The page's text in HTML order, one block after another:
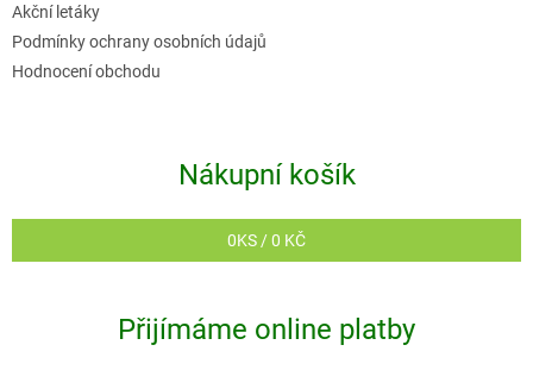
Akční letáky
Podmínky ochrany osobních údajů
Hodnocení obchodu
Nákupní košík
0KS /0 KČ
Přijímáme online platby